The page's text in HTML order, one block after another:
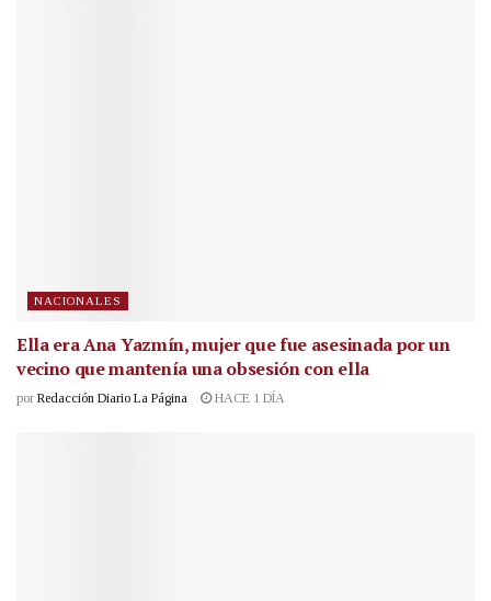
NACIONALES
Ella era Ana Yazmín, mujer que fue asesinada por un
vecino que mantenía una obsesión con ella
por Redacción Diario La Página HACE 1 DÍA